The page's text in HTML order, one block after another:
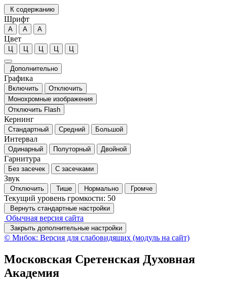
К содержанию
Шрифт
А А А
Цвет
Ц Ц Ц Ц Ц
Дополнительно
Графика
Включить
Отключить
Монохромные изображения
Отключить Flash
Кернинг
Стандартный Средний Большой
Интервал
Одинарный Полуторный Двойной
Гарнитура
Без засечек С засечками
Звук
Отключить Тише Нормально Громче
Текущий уровень громкости: 50
Вернуть стандартные настройки
Обычная версия сайта
Закрыть дополнительные настройки
© Мибок: Версия для слабовидящих (модуль на сайт)
Московская Сретенская Духовная
Академия